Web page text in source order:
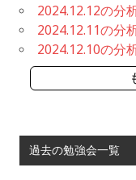
2024.12.12の分
2024.12.11の分
2024.12.10の分
過去の勉強会一覧